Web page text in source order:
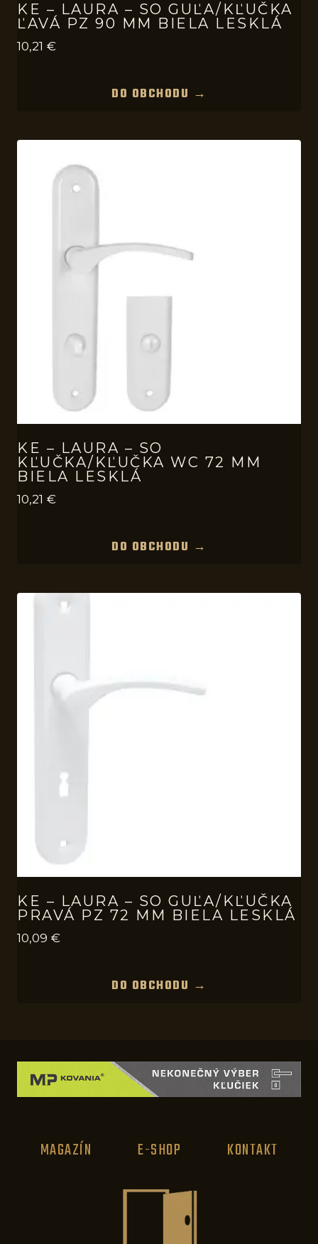
KE – LAURA – SO GUĽA/KĽUČKA
ĽAVÁ PZ 90 MM BIELA LESKLÁ
10,21 €
DO OBCHODU →
KE – LAURA – SO
KĽUČKA/KĽUČKA WC 72 MM
BIELA LESKLÁ
10,21 €
DO OBCHODU →
KE – LAURA – SO GUĽA/KĽUČKA
PRAVÁ PZ 72 MM BIELA LESKLÁ
10,09 €
DO OBCHODU →
MAGAZÍN E-SHOP KONTAKT